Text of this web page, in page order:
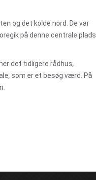
og det kolde nord. De var
på denne centrale plads
det tidligere rådhus,
som er et besøg værd. På